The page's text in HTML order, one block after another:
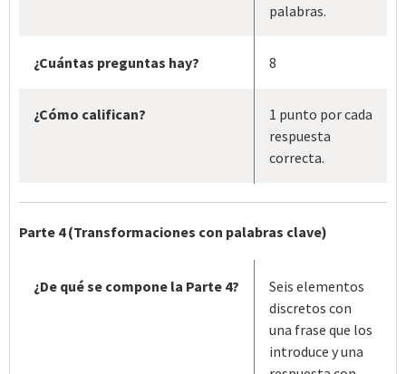
palabras.
¿Cuántas preguntas hay? 8
¿Cómo califican?
1 punto por cada
respuesta
correcta.
Parte 4 (Transformaciones con palabras clave)
¿De qué se compone la Parte 4?
Seis elementos
discretos con
una frase que los
introduce y una